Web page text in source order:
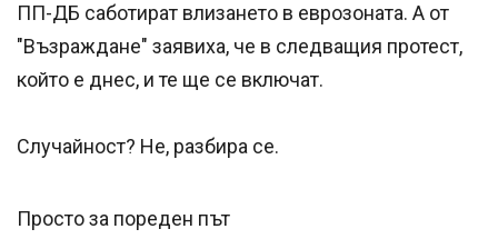
ПП-ДБ саботират влизането в еврозоната. А от
"Възраждане" заявиха, че в следващия протест,
който е днес, и те ще се включат.
Случайност? Не, разбира се.
Просто за пореден път